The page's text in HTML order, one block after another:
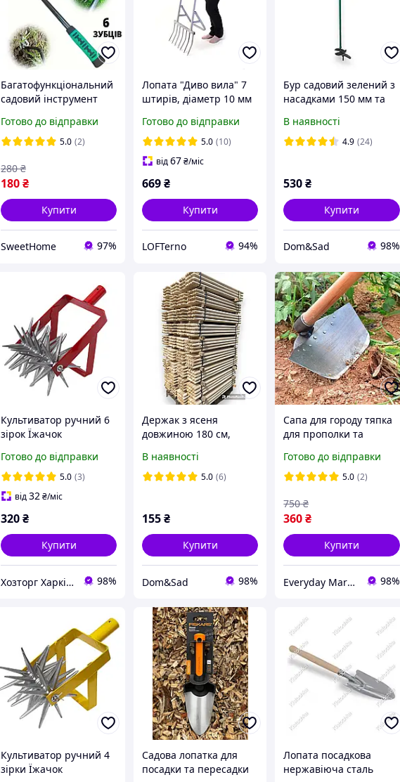
Багатофункціональний
садовий інструмент
із 6 зубцями
Готово до відправки
5.0 (2)
180₴
280 ₴
Купити
SweetHome 97%
Лопата "Диво вила" 7
штирів, діаметр 10 мм
Готово до відправки
5.0 (10)
від67₴/міс
669₴
Купити
LOFTerno 94%
Бур садовий зелений з
насадками 150 мм та
В наявності
4.9 (24)
530₴
Купити
Dom&Sad 98%
Культиватор ручний 6
зірок Їжачок
Готово до відправки
5.0 (3)
від32₴/міс
320₴
Купити
Хозторг Харків 2 - Господарські товари від відчизняних виробників 98%
Держак з ясеня
довжиною 180 см,
В наявності
5.0 (6)
155₴
Купити
Dom&Sad 98%
Сапа для городу тяпка
для прополки та
см трапеція
Готово до відправки
5.0 (2)
360₴
750 ₴
Купити
Everyday Market 98%
Культиватор ручний 4
зірки Їжачок
Садова лопатка для
посадки та пересадки
Лопата посадкова
нержавіюча сталь